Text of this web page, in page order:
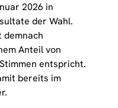
2026 in
der Wahl.
demnach
Anteil von
entspricht.
bereits im